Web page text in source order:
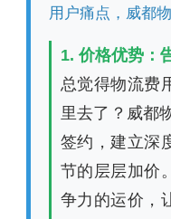
用户痛点，威都
1. 价格优势：
总觉得物流费
里去了？威都
签约，建立深
节的层层加价
争力的运价，